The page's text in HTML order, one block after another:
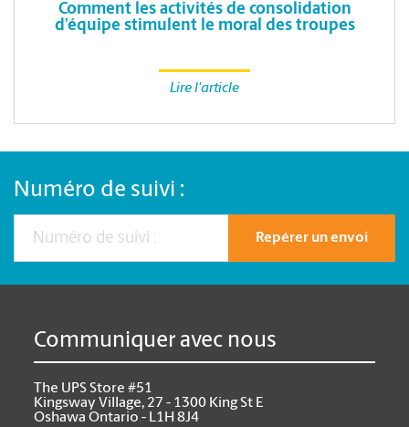
Comment les activités de consolidation
d’équipe stimulent le moral des troupes
Lire l'article
Numéro de suivi :
Repérer un envoi
Communiquer avec nous
The UPS Store #51
Kingsway Village, 27 - 1300 King St E
Oshawa Ontario - L1H 8J4